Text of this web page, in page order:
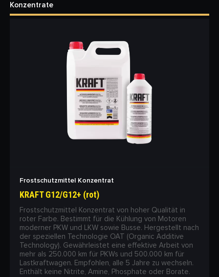
Konzentrate
Frostschutzmittel Konzentrat
KRAFT G12/G12+ (rot)
Frostschutzmittel Konzentrat von hoher Qualität in
roter Farbe. Bestimmt für die Kühlung von Motoren
moderner PKW und LKW sowie Busse. Hergestellt nach
der speziellen Technologie OAT (Organic Additive
Technology). Gewährleistet eine effektive Arbeit von
mehr als 250.000 km für PKWs und 500.000 km für
Lastkraftwagen. Empfohlen, alle 5 Jahre zu wechseln.
Enthält keine Nitrite, Amine, Phosphate oder Borate.